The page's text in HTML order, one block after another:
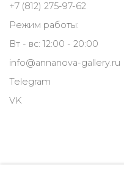
+7 (812) 275-97-62
Режим работы:
Вт - вс: 12:00 - 20:00
info@annanova-gallery.ru
Telegram
VK